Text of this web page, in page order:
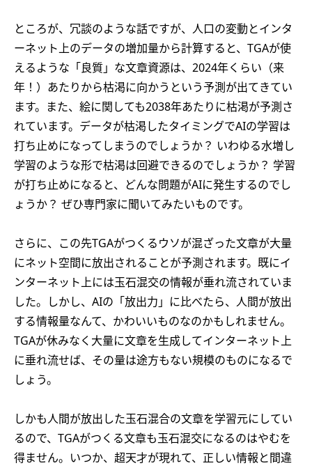
ところが、冗談のような話ですが、人口の変動とインタ
ーネット上のデータの増加量から計算すると、TGAが使
えるような「良質」な文章資源は、2024年くらい（来
年！）あたりから枯渇に向かうという予測が出てきてい
ます。また、絵に関しても2038年あたりに枯渇が予測さ
れています。データが枯渇したタイミングでAIの学習は
打ち止めになってしまうのでしょうか？ いわゆる水増し
学習のような形で枯渇は回避できるのでしょうか？ 学習
が打ち止めになると、どんな問題がAIに発生するのでし
ょうか？ ぜひ専門家に聞いてみたいものです。
さらに、この先TGAがつくるウソが混ざった文章が大量
にネット空間に放出されることが予測されます。既にイ
ンターネット上には玉石混交の情報が垂れ流されていま
した。しかし、AIの「放出力」に比べたら、人間が放出
する情報量なんて、かわいいものなのかもしれません。
TGAが休みなく大量に文章を生成してインターネット上
に垂れ流せば、その量は途方もない規模のものになるで
しょう。
しかも人間が放出した玉石混合の文章を学習元にしてい
るので、TGAがつくる文章も玉石混交になるのはやむを
得ません。いつか、超天才が現れて、正しい情報と間違